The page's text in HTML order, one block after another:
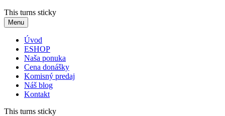
This turns sticky
Menu
Úvod
ESHOP
Naša ponuka
Cena donášky
Komisný predaj
Náš blog
Kontakt
This turns sticky